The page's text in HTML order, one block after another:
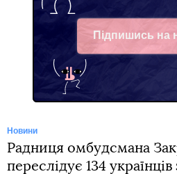
Підпишись на
Facebook
Новини
Радниця омбудсмана
переслідує 134